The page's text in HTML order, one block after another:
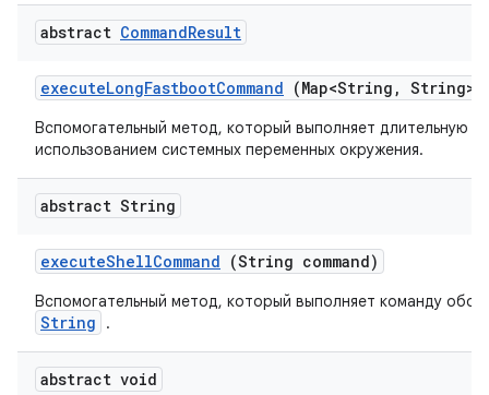
abstract CommandResult
executeLongFastbootCommand (Map<String , String>
Вспомогательный метод, который выполняет длительную
использованием системных переменных окружения.
abstract String
executeShellCommand (String command)
Вспомогательный метод, который выполняет команду
String .
abstract void